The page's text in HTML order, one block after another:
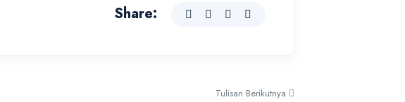
Share:
Tulisan Berikutnya